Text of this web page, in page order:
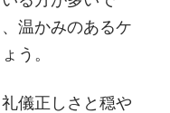
温かみのあるケ
う。
儀正しさと穏や